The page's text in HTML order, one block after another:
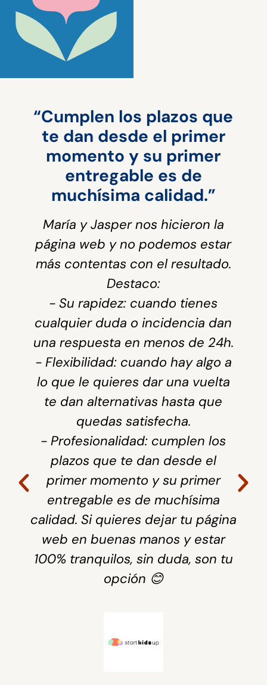
“Cumplen los plazos que
te dan desde el primer
momento y su primer
entregable es de
muchísima calidad.”
María y Jasper nos hicieron la
página web y no podemos estar
más contentas con el resultado.
Destaco:
- Su rapidez: cuando tienes
cualquier duda o incidencia dan
una respuesta en menos de 24h.
- Flexibilidad: cuando hay algo a
lo que le quieres dar una vuelta
te dan alternativas hasta que
quedas satisfecha.
- Profesionalidad: cumplen los
plazos que te dan desde el
primer momento y su primer
entregable es de muchísima
calidad. Si quieres dejar tu página
web en buenas manos y estar
100% tranquilos, sin duda, son tu
opción 😊